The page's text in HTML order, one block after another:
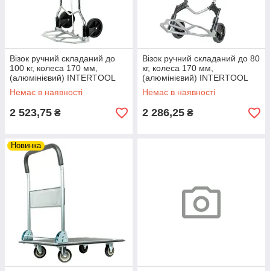
Візок ручний складаний до
100 кг, колеса 170 мм,
(алюмінієвий) INTERTOOL
LT-9012 Складна ручний візок
riven
Немає в наявності
2 523,75 ₴
Візок ручний складаний до 80
кг, колеса 170 мм,
(алюмінієвий) INTERTOOL
LT-9010 Складна ручний візок
riven
Немає в наявності
2 286,25 ₴
Новинка